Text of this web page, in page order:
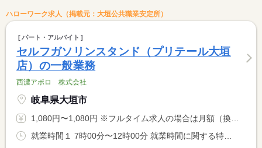
ハローワーク求人（掲載元：大垣公共職業安定所）
パート・アルバイト
セルフガソリンスタンド（プリテール大垣
店）の一般業務
西濃アポロ 株式会社
岐阜県大垣市
1,080円〜1,080円 ※フルタイム求人の場合は月額（換算額）、パート求人の場合は時間額を表示しています。